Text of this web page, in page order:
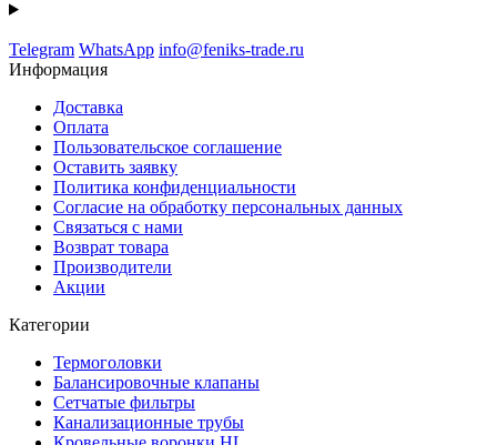
Telegram WhatsApp info@feniks-trade.ru
Информация
Доставка
Оплата
Пользовательское соглашение
Оставить заявку
Политика конфиденциальности
Согласие на обработку персональных данных
Связаться с нами
Возврат товара
Производители
Акции
Категории
Термоголовки
Балансировочные клапаны
Сетчатые фильтры
Канализационные трубы